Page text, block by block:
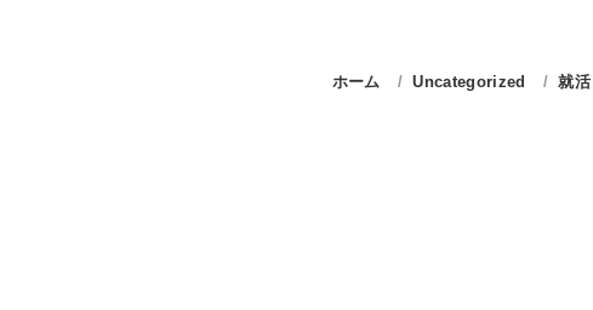
ホーム Uncategorized 就活